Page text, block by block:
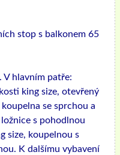
stop s balkonem 65
V hlavním patře:
king size, otevřený
se sprchou a
s pohodlnou
size, koupelnou s
K dalšímu vybavení